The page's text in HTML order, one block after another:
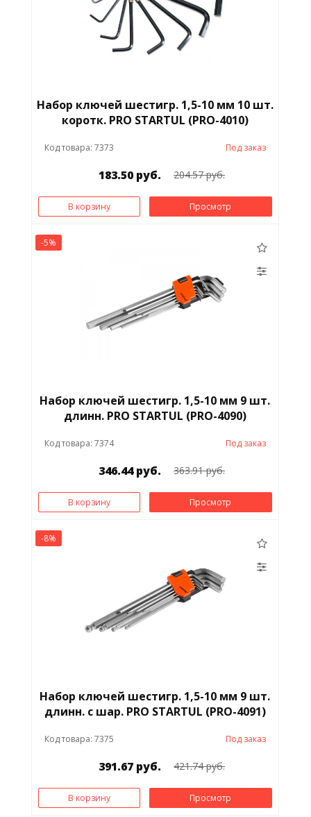
Набор ключей шестигр. 1,5-10 мм 10 шт.
коротк. PRO STARTUL (PRO-4010)
Код товара: 7373 Под заказ
183.50 руб. 204.57 руб.
В корзину Просмотр
-5%
Набор ключей шестигр. 1,5-10 мм 9 шт.
длинн. PRO STARTUL (PRO-4090)
Код товара: 7374 Под заказ
346.44 руб. 363.91 руб.
В корзину Просмотр
-8%
Набор ключей шестигр. 1,5-10 мм 9 шт.
длинн. с шар. PRO STARTUL (PRO-4091)
Код товара: 7375 Под заказ
391.67 руб. 421.74 руб.
В корзину Просмотр